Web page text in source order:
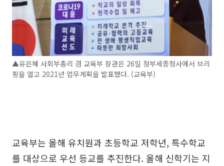
▲유은혜 사회부총리 겸 교육부 장관은 26일 정부세종청사에서 브리
핑을 열고 2021년 업무계획을 발표했다. (교육부)
교육부는 올해 유치원과 초등학교 저학년, 특수학교
를 대상으로 우선 등교를 추진한다. 올해 신학기는 지